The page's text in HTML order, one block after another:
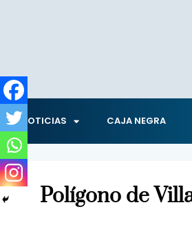
NOTICIAS CAJA NEGRA
Polígono de